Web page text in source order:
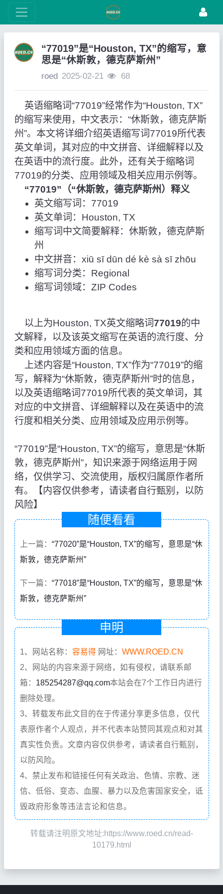
“77019”是“Houston, TX”的缩写，意
思是“休斯敦，德克萨斯州”
roed 2025-02-21 68
英语缩略词“77019”经常作为“Houston, TX”
的缩写来使用，中文表示：“休斯敦，德克萨斯
州”。本文将详细介绍英语缩写词77019所代表
英文单词，其对应的中文拼音、详细解释以及
在英语中的流行度。此外，还有关于缩略词
77019的分类、应用领域及相关应用示例等。
“77019”（“休斯敦，德克萨斯州）释义
英文缩写词：77019
英文单词：Houston, TX
缩写词中文简要解释：休斯敦，德克萨斯
州
中文拼音：xiū sī dūn dé kè sà sī zhōu
缩写词分类：Regional
缩写词领域：ZIP Codes
以上为Houston, TX英文缩略词77019的中
文解释，以及该英文缩写在英语的流行度、分
类和应用领域方面的信息。
上述内容是“Houston, TX”作为“77019”的缩
写，解释为“休斯敦，德克萨斯州”时的信息，
以及英语缩略词77019所代表的英文单词，其
对应的中文拼音、详细解释以及在英语中的流
行度和相关分类、应用领域及应用示例等。
“77019”是“Houston, TX”的缩写，意思是“休斯
敦，德克萨斯州”，知识来源于网络运用于网
络，仅供学习、交流使用，版权归属原作者所
有。【内容仅供参考，请读者自行甄别，以防
风险】
随便看看
上一篇： “77020”是“Houston, TX”的缩写，意思是“休
斯敦，德克萨斯州”
下一篇： “77018”是“Houston, TX”的缩写，意思是“休
斯敦，德克萨斯州”
申明
1、网站名称： 容易得 网址： WWW.ROED.CN
2、网站的内容来源于网络，如有侵权，请联系邮
箱： 185254287@qq.com本站会在7个工作日内进行
删除处理。
3、转载发布此文目的在于传递分享更多信息，仅代
表原作者个人观点，并不代表本站赞同其观点和对其
真实性负责。文章内容仅供参考，请读者自行甄别，
以防风险。
4、禁止发布和链接任何有关政治、色情、宗教、迷
信、低俗、变态、血腥、暴力以及危害国家安全，诋
毁政府形象等违法言论和信息。
转载请注明原文地址:https://www.roed.cn/read-
10179.html